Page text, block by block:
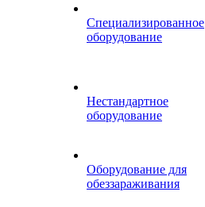
Специализированное
оборудование
Нестандартное
оборудование
Оборудование для
обеззараживания